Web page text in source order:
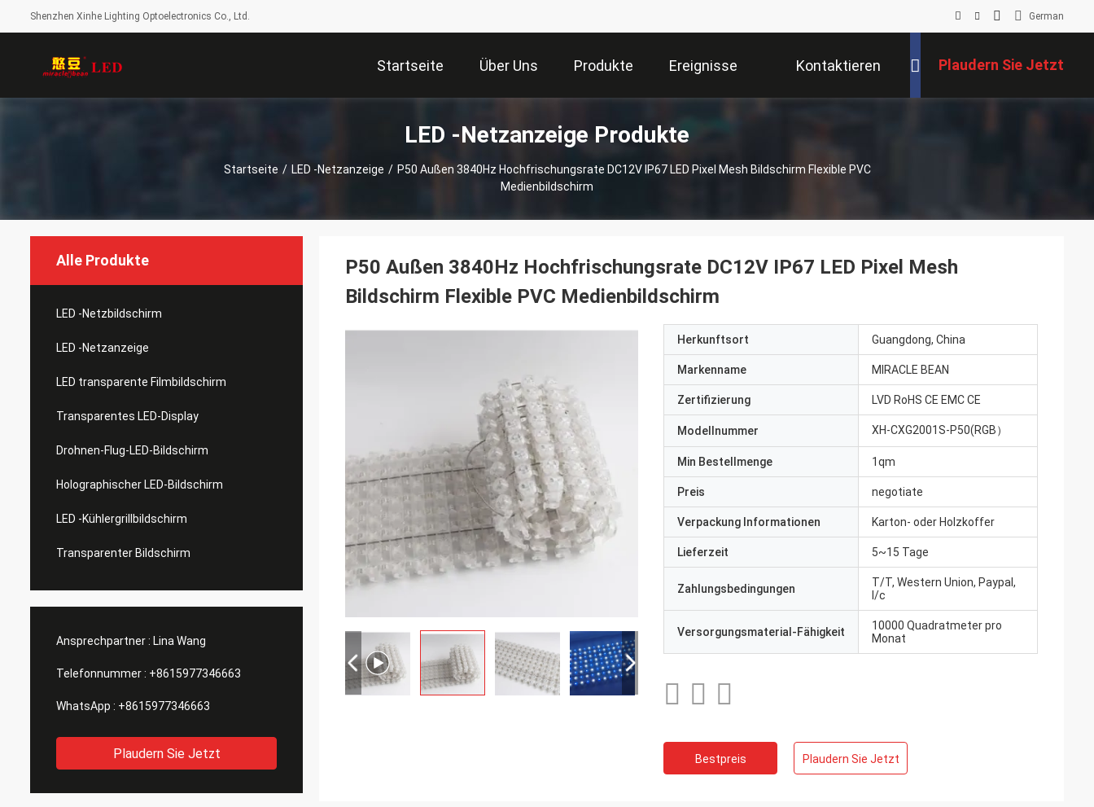
Shenzhen Xinhe Lighting Optoelectronics Co., Ltd. German
Startseite Über Uns Produkte Ereignisse Kontaktieren Plaudern Sie Jetzt
LED -Netzanzeige Produkte
Startseite / LED -Netzanzeige / P50 Außen 3840Hz Hochfrischungsrate DC12V IP67 LED Pixel Mesh Bildschirm Flexible PVC
Medienbildschirm
Alle Produkte
LED -Netzbildschirm
LED -Netzanzeige
LED transparente Filmbildschirm
Transparentes LED-Display
Drohnen-Flug-LED-Bildschirm
Holographischer LED-Bildschirm
LED -Kühlergrillbildschirm
Transparenter Bildschirm
Ansprechpartner : Lina Wang
Telefonnummer : +8615977346663
WhatsApp : +8615977346663
Plaudern Sie Jetzt
P50 Außen 3840Hz Hochfrischungsrate DC12V IP67 LED Pixel Mesh
Bildschirm Flexible PVC Medienbildschirm
Herkunftsort Guangdong, China
Markenname MIRACLE BEAN
Zertifizierung LVD RoHS CE EMC CE
Modellnummer XH-CXG2001S-P50(RGB）
Min Bestellmenge 1qm
Preis negotiate
Verpackung Informationen Karton- oder Holzkoffer
Lieferzeit 5~15 Tage
Zahlungsbedingungen
T/T, Western Union, Paypal,
l/c
Versorgungsmaterial-Fähigkeit
10000 Quadratmeter pro
Monat
Bestpreis Plaudern Sie Jetzt